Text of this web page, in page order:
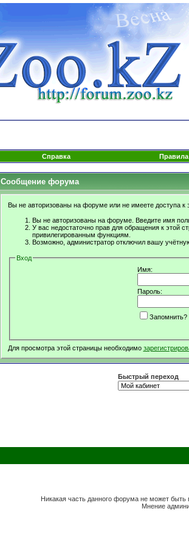
Справка
Сообщение форума
Вы не авторизованы на форуме или не имеете доступа к
Вы не авторизованы на форуме. Введите имя
У вас недостаточно прав для обращения к этой
привилегированным функциям.
Возможно, администратор отключил вашу
Вход
Имя:
Пароль:
Запомнить?
Для просмотра этой страницы необходимо
Быстрый переход
Никакая часть данного форума не может
Мнение